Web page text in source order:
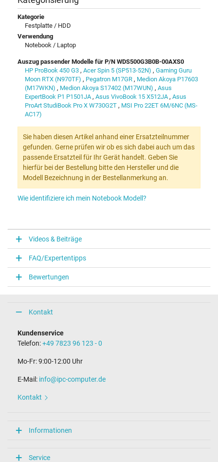
Kategorie
Festplatte / HDD
Verwendung
Notebook / Laptop
Auszug passender Modelle für P/N WDS500G3B0B-00AXS0
HP ProBook 450 G3 , Acer Spin 5 (SP513-52N) , Gaming Guru
Moon RTX (N970TF) , Pegatron M17GR , Medion Akoya P17603
(M17WKN) , Medion Akoya S17402 (M17WUN) , Asus
ExpertBook P1 P1501JA, Asus VivoBook 15 X512JA, Asus
ProArt StudiBook Pro X W730G2T , MSI Pro 22ET 6M/6NC (MS-
AC17)
Sie haben diesen Artikel anhand einer Ersatzteilnummer
gefunden. Gerne prüfen wir ob es sich dabei auch um das
passende Ersatzteil für Ihr Gerät handelt. Geben Sie
hierfür bei der Bestellung bitte den Hersteller und die
Modell Bezeichnung in der Bestellanmerkung an.
Wie identifiziere ich mein Notebook Modell?
Videos & Beiträge
FAQ/Expertentipps
Bewertungen
Kontakt
Kundenservice
Telefon:+49 7823 96 123 - 0
Mo-Fr: 9:00-12:00 Uhr
E-Mail: info@ipc-computer.de
Kontakt
Informationen
Service